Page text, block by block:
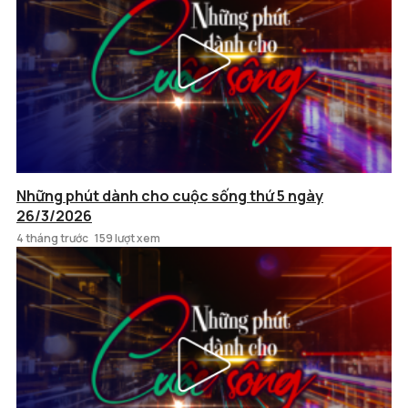
Những phút dành cho cuộc sống thứ 5 ngày
26/3/2026
4 tháng trước 159 lượt xem